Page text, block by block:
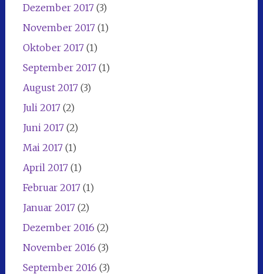
Dezember 2017(3)
November 2017(1)
Oktober 2017(1)
September 2017(1)
August 2017(3)
Juli 2017(2)
Juni 2017(2)
Mai 2017(1)
April 2017(1)
Februar 2017(1)
Januar 2017(2)
Dezember 2016 (2)
November 2016 (3)
September 2016 (3)